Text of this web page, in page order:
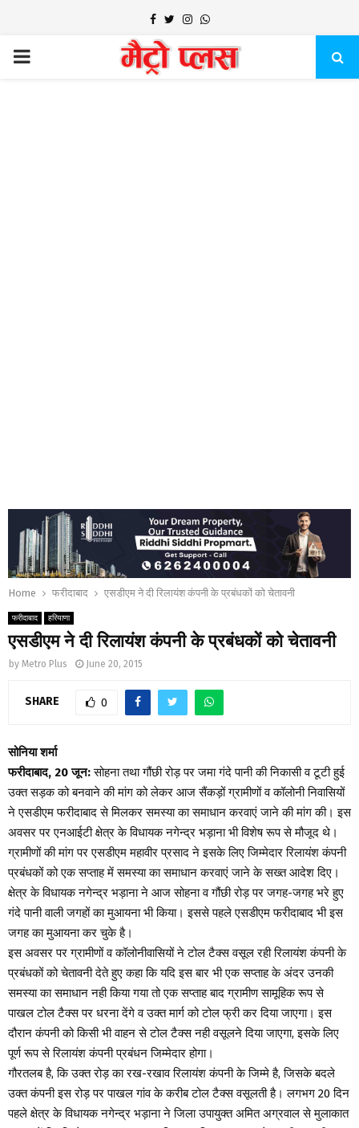
Facebook
TwitterInstagram
Whatsapp
PRIMARY
Home फरीदाबाद एसडीएम ने दी रिलायंश कंपनी के प्रबंधकों को चेतावनी
फरीदाबाद हरियाणा
एसडीएम ने दी रिलायंश कंपनी के प्रबंधकों को चेतावनी
by Metro Plus June 20, 2015
SHARE 0
सोनिया शर्मा
फरीदाबाद, 20 जून:सोहना तथा गौंछी रोड़ पर जमा गंदे पानी की निकासी व टूटी हुई
उक्त सड़क को बनवाने की मांग को लेकर आज सैंकड़ों ग्रामीणों व कॉलोनी निवासियों
ने एसडीएम फरीदाबाद से मिलकर समस्या का समाधान करवाएं जाने की मांग की। इस
अवसर पर एनआईटी क्षेत्र के विधायक नगेन्द्र भड़ाना भी विशेष रूप से मौजूद थे।
ग्रामीणों की मांग पर एसडीएम महावीर प्रसाद ने इसके लिए जिम्मेदार रिलायंश कंपनी
प्रबंधकों को एक सप्ताह में समस्या का समाधान करवाएं जाने के सख्त आदेश दिए।
क्षेत्र के विधायक नगेन्द्र भड़ाना ने आज सोहना व गौंछी रोड़ पर जगह-जगह भरे हुए
गंदे पानी वाली जगहों का मुआयना भी किया। इससे पहले एसडीएम फरीदाबाद भी इस
जगह का मुआयना कर चुके है।
इस अवसर पर ग्रामीणों व कॉलोनीवासियों ने टोल टैक्स वसूल रही रिलायंश कंपनी के
प्रबंधकों को चेतावनी देते हुए कहा कि यदि इस बार भी एक सप्ताह के अंदर उनकी
समस्या का समाधान नही किया गया तो एक सप्ताह बाद ग्रामीण सामूहिक रूप से
पाखल टोल टैक्स पर धरना देंगे व उक्त मार्ग को टोल फ्री कर दिया जाएगा। इस
दौरान कंपनी को किसी भी वाहन से टोल टैक्स नही वसूलने दिया जाएगा, इसके लिए
पूर्ण रूप से रिलायंश कंपनी प्रबंधन जिम्मेदार होगा।
गौरतलब है, कि उक्त रोड़ का रख-रखाव रिलायंश कंपनी के जिम्मे है, जिसके बदले
उक्त कंपनी इस रोड़ पर पाखल गांव के करीब टोल टैक्स वसूलती है। लगभग 20 दिन
पहले क्षेत्र के विधायक नगेन्द्र भड़ाना ने जिला उपायुक्त अमित अग्रवाल से मुलाकात